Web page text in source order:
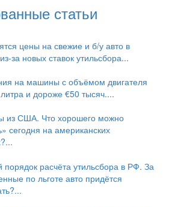
статьи
цены на свежие и б/у авто в
за новых ставок утильсбора...
на машины с объёмом двигателя
и дороже €50 тысяч....
из США. Что хорошего можно
сегодня на американских
расчёта утильсбора в РФ. За
по льготе авто придётся